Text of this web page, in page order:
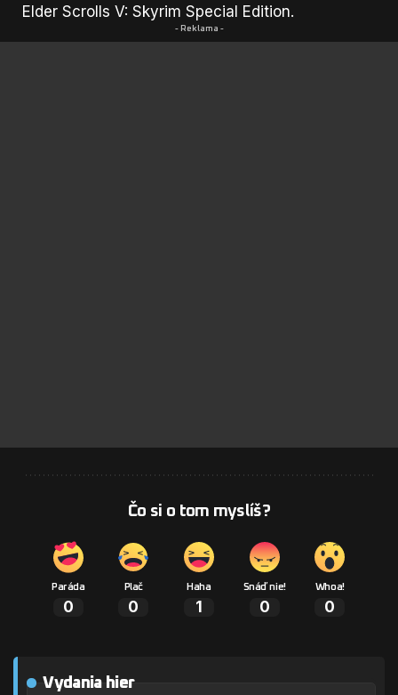
Elder Scrolls V: Skyrim Special Edition.
- Reklama -
Čo si o tom myslíš?
Paráda
0
Plač
0
Haha
1
Snáď nie!
0
Whoa!
0
Vydania hier